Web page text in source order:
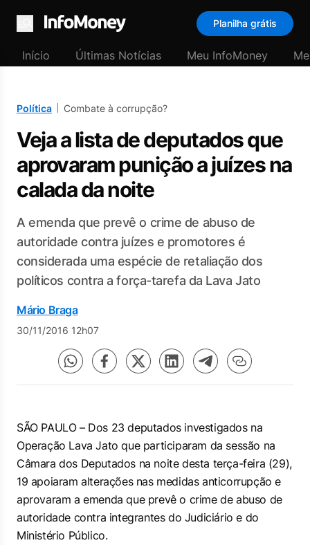
Menu
Planilha grátis
Início Últimas Notícias Meu InfoMoney
Política Combate à corrupção?
Veja a lista de deputados que
aprovaram punição a juízes na
calada da noite
A emenda que prevê o crime de abuso de
autoridade contra juízes e promotores é
considerada uma espécie de retaliação dos
políticos contra a força-tarefa da Lava Jato
Mário Braga
30/11/2016 12h07
SÃO PAULO – Dos 23 deputados investigados na
Operação Lava Jato que participaram da sessão na
Câmara dos Deputados na noite desta terça-feira (29),
19 apoiaram alterações nas medidas anticorrupção e
aprovaram a emenda que prevê o crime de abuso de
autoridade contra integrantes do Judiciário e do
Ministério Público.